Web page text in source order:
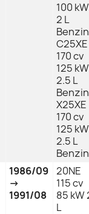
100 kW
2 L
C25XE
170 cv
125 kW
2.5 L
X25XE
170 cv
125 kW
2.5 L
1986/09
→
1991/08
20NE
115 cv
85 kW
L